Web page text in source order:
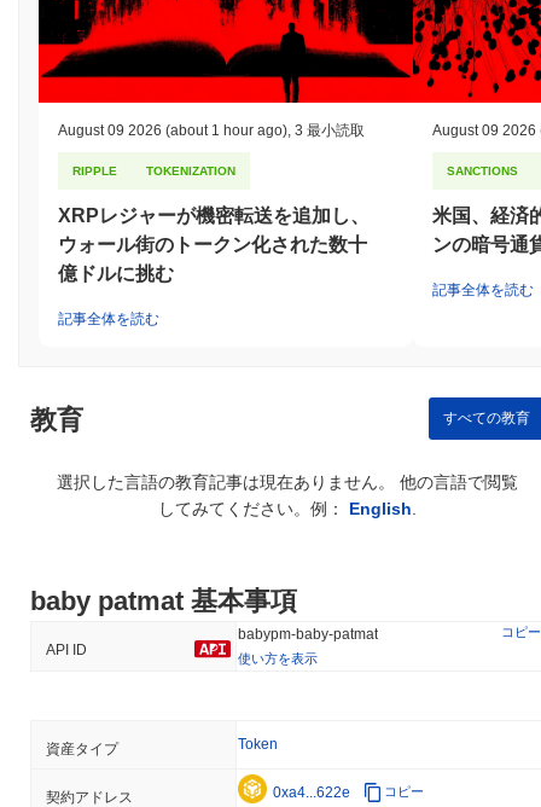
August 09 2026 (about 1 hour ago) 3 最小読取
RIPPLE TOKENIZATION
XRPレジャーが機密転送を追加し、
ウォール街のトークン化された数十
億ドルに挑む
記事全体を読む
August 09 2026
SANCTIONS
米国、経済
ンの暗号通
記事全体を読む
教育 すべての教育
選択した言語の教育記事は現在ありません。 他の言語で閲覧
してみてください。例： English
baby patmat 基本事項
API ID
babypm-baby-patmat
コピー
使い方を表示
資産タイプ Token
契約アドレス 0xa4...622e コピー